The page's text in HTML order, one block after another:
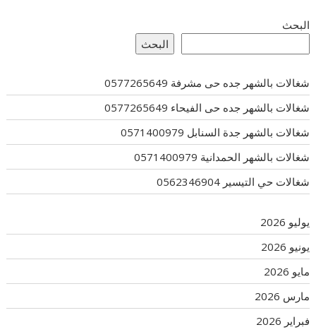
البحث
البحث
شغالات بالشهر جده حى مشرفة 0577265649
شغالات بالشهر جده حى الفيحاء 0577265649
شغالات بالشهر جدة السنابل 0571400979
شغالات بالشهر الحمدانية 0571400979
شغالات حي التيسير 0562346904
يوليو 2026
يونيو 2026
مايو 2026
مارس 2026
فبراير 2026